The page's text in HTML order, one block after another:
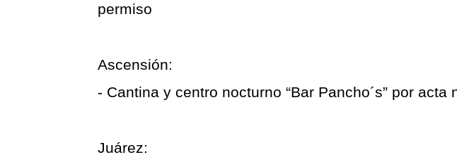
permiso
Ascensión:
- Cantina y centro nocturno “Bar Pancho´s” por acta
Juárez: